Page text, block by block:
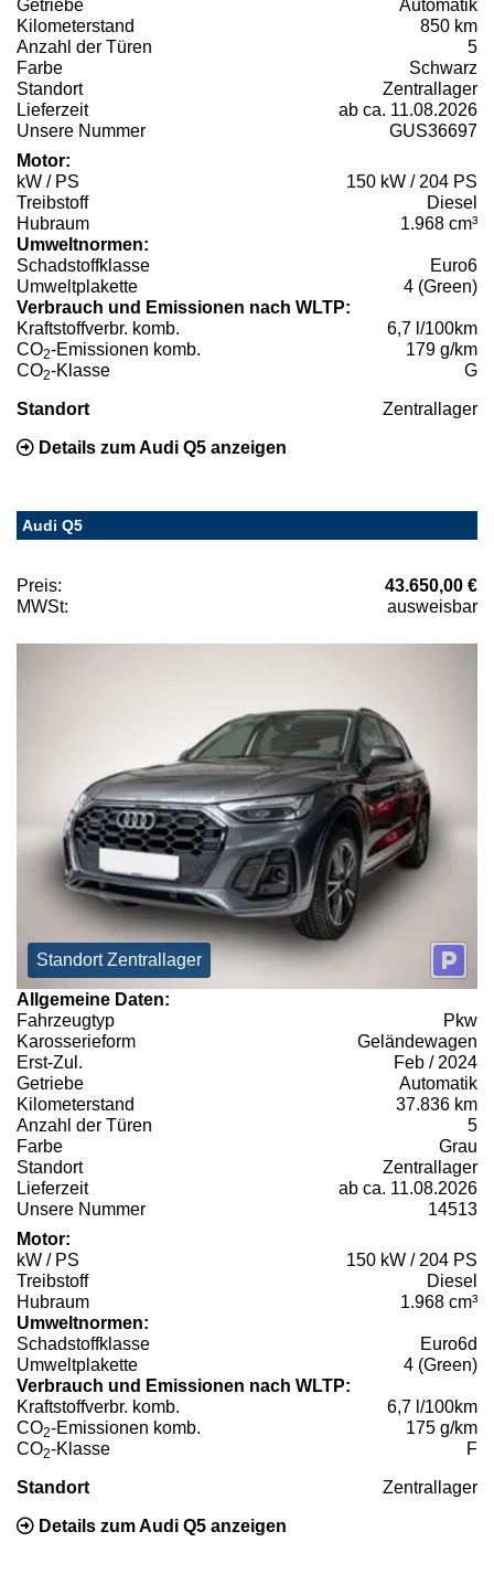
Getriebe
Automatik
Kilometerstand
850 km
Anzahl der Türen
5
Farbe
Schwarz
Standort
Zentrallager
Lieferzeit
ab ca. 11.08.2026
Unsere Nummer
GUS36697
Motor:
kW / PS
150 kW / 204 PS
Treibstoff
Diesel
Hubraum
1.968 cm³
Umweltnormen:
Schadstoffklasse
Euro6
Umweltplakette
4 (Green)
Verbrauch und Emissionen nach WLTP:
Kraftstoffverbr. komb.
6,7 l/100km
CO2-Emissionen komb.
179 g/km
CO2-Klasse G
Standort Zentrallager
Details zum Audi Q5 anzeigen
Audi Q5
Preis:
43.650,00 €
MWSt:
ausweisbar
Standort Zentrallager
Allgemeine Daten:
Fahrzeugtyp
Pkw
Karosserieform
Geländewagen
Erst-Zul.
Feb / 2024
Getriebe
Automatik
Kilometerstand
37.836 km
Anzahl der Türen
5
Farbe
Grau
Standort
Zentrallager
Lieferzeit
ab ca. 11.08.2026
Unsere Nummer
14513
Motor:
kW / PS
150 kW / 204 PS
Treibstoff
Diesel
Hubraum
1.968 cm³
Umweltnormen:
Schadstoffklasse
Euro6d
Umweltplakette
4 (Green)
Verbrauch und Emissionen nach WLTP:
Kraftstoffverbr. komb.
6,7 l/100km
CO2-Emissionen komb.
175 g/km
CO2-Klasse F
Standort Zentrallager
Details zum Audi Q5 anzeigen